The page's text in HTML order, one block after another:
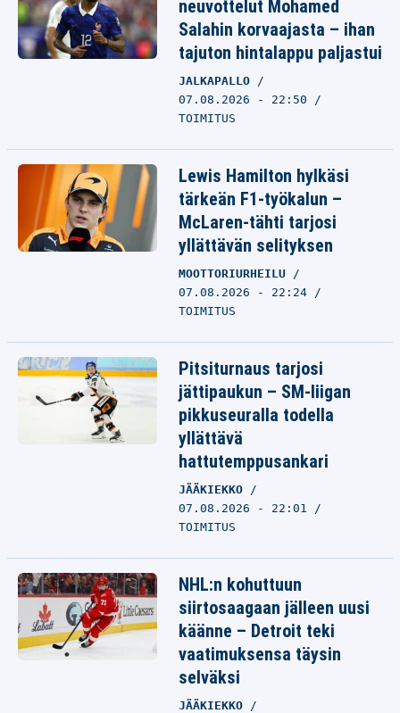
neuvottelut Mohamed
Salahin korvaajasta – ihan
tajuton hintalappu paljastui
JALKAPALLO
07.08.2026 - 22:50
TOIMITUS
Lewis Hamilton hylkäsi
tärkeän F1-työkalun –
McLaren-tähti tarjosi
yllättävän selityksen
MOOTTORIURHEILU
07.08.2026 - 22:24
TOIMITUS
Pitsiturnaus tarjosi
jättipaukun – SM-liigan
pikkuseuralla todella
yllättävä
hattutemppusankari
JÄÄKIEKKO
07.08.2026 - 22:01
TOIMITUS
NHL:n kohuttuun
siirtosaagaan jälleen uusi
käänne – Detroit teki
vaatimuksensa täysin
selväksi
JÄÄKIEKKO